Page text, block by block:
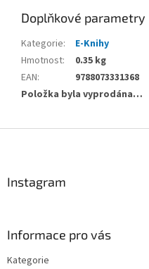
Doplňkové parametry
Kategorie:
E-Knihy
Hmotnost:
0.35 kg
EAN:
9788073331368
Položka byla vyprodána…
Instagram
Informace pro vás
Kategorie